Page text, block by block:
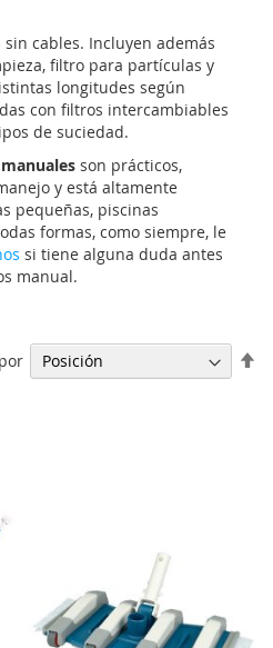
cables. Incluyen además
filtro para partículas y
longitudes según
con filtros intercambiables
de suciedad.
son prácticos,
y está altamente
pequeñas, piscinas
formas, como siempre, le
si tiene alguna duda antes
manual.